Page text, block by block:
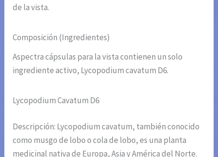
de la vista.
Composición (Ingredientes)
Aspectra cápsulas para la vista contienen un solo
ingrediente activo, Lycopodium cavatum D6.
Lycopodium Cavatum D6
Descripción: Lycopodium cavatum, también conocido
como musgo de lobo o cola de lobo, es una planta
medicinal nativa de Europa, Asia y América del Norte.